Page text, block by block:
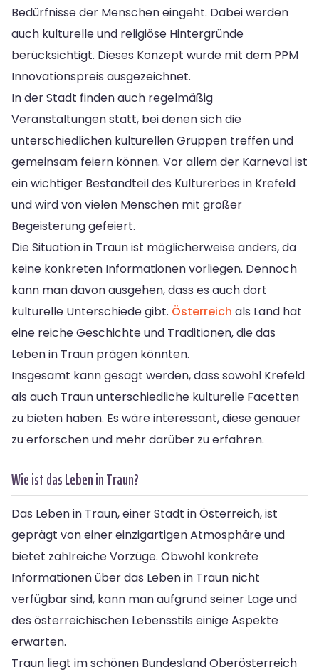
Bedürfnisse der Menschen eingeht. Dabei werden
auch kulturelle und religiöse Hintergründe
berücksichtigt. Dieses Konzept wurde mit dem PPM
Innovationspreis ausgezeichnet.
In der Stadt finden auch regelmäßig
Veranstaltungen statt, bei denen sich die
unterschiedlichen kulturellen Gruppen treffen und
gemeinsam feiern können. Vor allem der Karneval ist
ein wichtiger Bestandteil des Kulturerbes in Krefeld
und wird von vielen Menschen mit großer
Begeisterung gefeiert.
Die Situation in Traun ist möglicherweise anders, da
keine konkreten Informationen vorliegen. Dennoch
kann man davon ausgehen, dass es auch dort
kulturelle Unterschiede gibt. Österreich als Land hat
eine reiche Geschichte und Traditionen, die das
Leben in Traun prägen könnten.
Insgesamt kann gesagt werden, dass sowohl Krefeld
als auch Traun unterschiedliche kulturelle Facetten
zu bieten haben. Es wäre interessant, diese genauer
zu erforschen und mehr darüber zu erfahren.
Wie ist das Leben in Traun?
Das Leben in Traun, einer Stadt in Österreich, ist
geprägt von einer einzigartigen Atmosphäre und
bietet zahlreiche Vorzüge. Obwohl konkrete
Informationen über das Leben in Traun nicht
verfügbar sind, kann man aufgrund seiner Lage und
des österreichischen Lebensstils einige Aspekte
erwarten.
Traun liegt im schönen Bundesland Oberösterreich